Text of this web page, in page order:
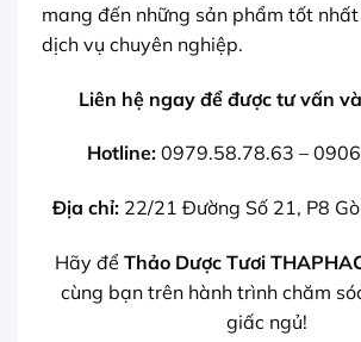
mang đến những sản phẩm tốt
dịch vụ chuyên nghiệp.
Liên hệ ngay để được tư vấn
Hotline: 0979.58.78.63 –
Địa chỉ:22/21 Đường Số 21, P8 Gò
Hãy để Thảo Dược Tươi
cùng bạn trên hành trình chăm
giấc ngủ!